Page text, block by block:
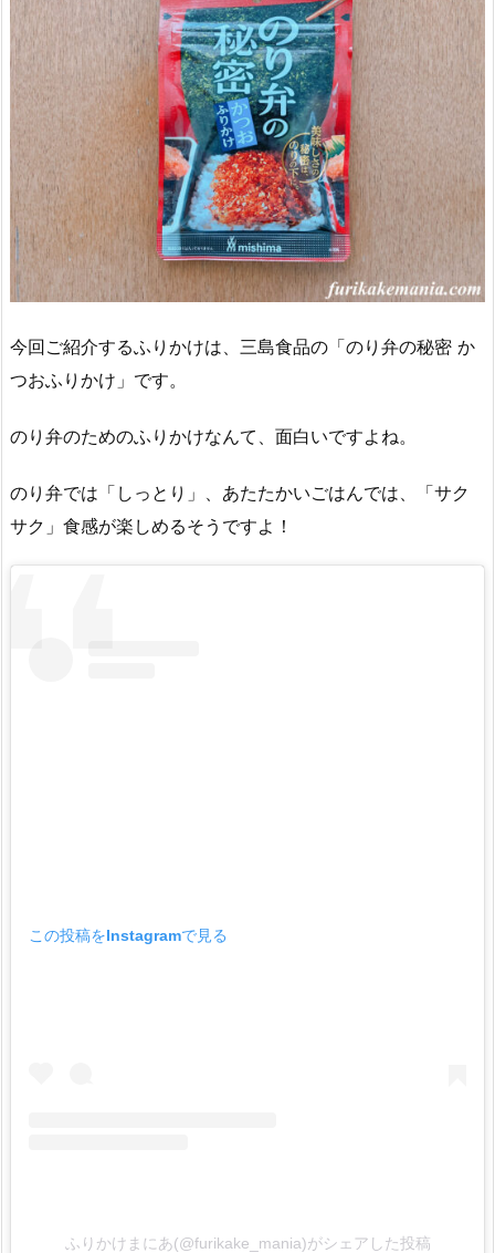
今回ご紹介するふりかけは、三島食品の「のり弁の秘密 か
つおふりかけ」です。
のり弁のためのふりかけなんて、面白いですよね。
のり弁では「しっとり」、あたたかいごはんでは、「サク
サク」食感が楽しめるそうですよ！
この投稿をInstagramで見る
ふりかけまにあ(@furikake_mania)がシェアした投稿